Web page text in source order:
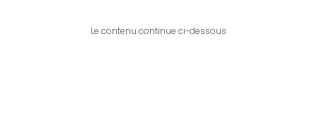
Le contenu continue ci-dessous